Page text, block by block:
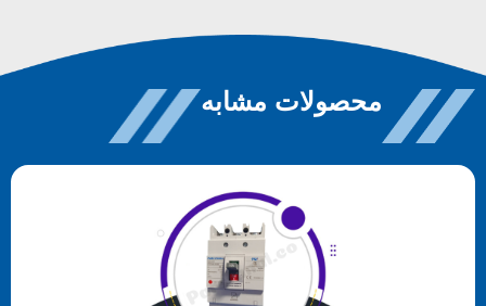
محصولات مشابه